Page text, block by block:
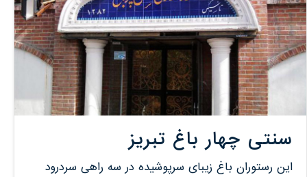
سنتی چهار باغ تبریز
این رستوران باغ زیبای سرپوشیده در سه راهی سردرود